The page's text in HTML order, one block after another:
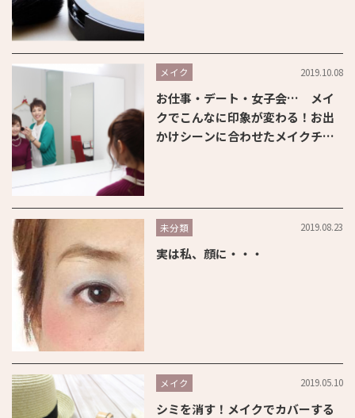
メイク 2019.10.08
お仕事・デート・女子会… メイ
クでこんなに印象が変わる！お出
かけシーンに合わせたメイクチェ
未分類 2019.08.23
実は私、顔に・・・
メイク 2019.05.10
シミを消す！メイクでカバーする